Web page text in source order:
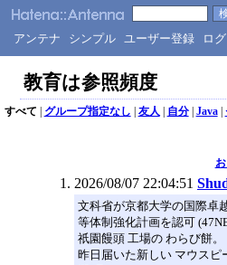
アンテナ シンプル ユーザー登録 ロ
教育は参照頻度
すべて | グループ指定なし | 友人 | 自分| Java|
2026/08/07 22:04:51
文科省が京都大学の国際卓
等体制強化計画を認可
祇園饅頭 工場の わらび餅。
昨日届いた新しい マウスピ